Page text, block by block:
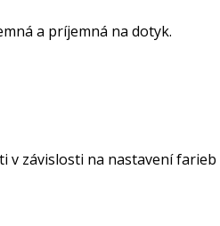
a príjemná na dotyk.
závislosti na nastavení